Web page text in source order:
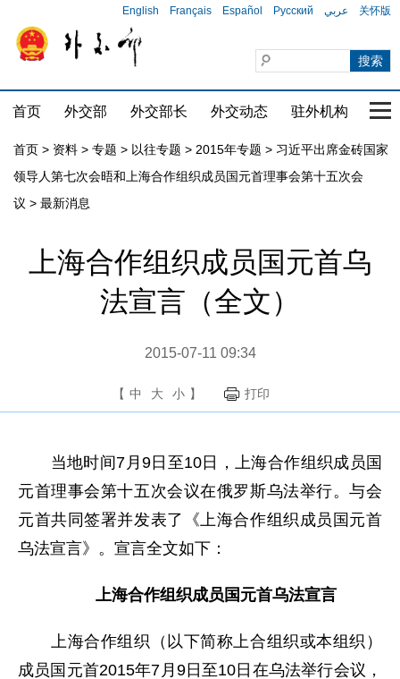
English Français Español Русский عربي 关怀版
首页 外交部 外交部长 外交动态 驻外机构 国
首页 > 资料 > 专题 > 以往专题 > 2015年专题 > 习近平出席金砖国家
领导人第七次会晤和上海合作组织成员国元首理事会第十五次会
议 > 最新消息
上海合作组织成员国元首乌
法宣言（全文）
2015-07-11 09:34
【 中 大 小 】 打印
当地时间7月9日至10日，上海合作组织成员国
元首理事会第十五次会议在俄罗斯乌法举行。与会
元首共同签署并发表了《上海合作组织成员国元首
乌法宣言》。宣言全文如下：
上海合作组织成员国元首乌法宣言
上海合作组织（以下简称上合组织或本组织）
成员国元首2015年7月9日至10日在乌法举行会议，